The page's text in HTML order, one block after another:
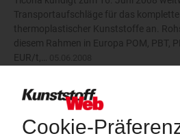
Transportaufschläge für das
thermoplastischer Kunststoffe an.
diesem Rahmen in Europa POM, PBT,
EUR/t,…
Meistgesucht